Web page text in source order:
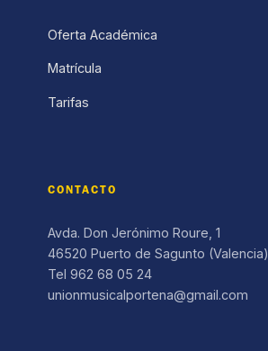
Oferta Académica
Matrícula
Tarifas
CONTACTO
Avda. Don Jerónimo Roure, 1
46520 Puerto de Sagunto (Valencia)
Tel 962 68 05 24
unionmusicalportena@gmail.com